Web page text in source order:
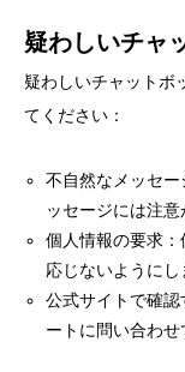
疑わしいチャ
疑わしいチャットボ
てください：
不自然なメッセ
ッセージには注意
個人情報の要求
応じないようにし
公式サイトで確
ートに問い合わせ